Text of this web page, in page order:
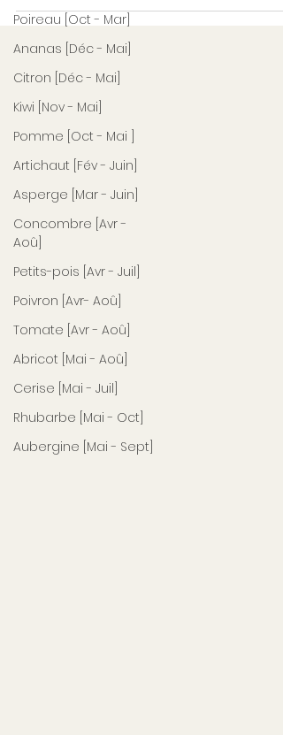
Poireau [Oct - Mar]
Ananas [Déc - Mai]
Citron [Déc - Mai]
Kiwi [Nov - Mai]
Pomme [Oct - Mai ]
Artichaut [Fév - Juin]
Asperge [Mar - Juin]
Concombre [Avr -
Aoû]
Petits-pois [Avr - Juil]
Poivron [Avr- Aoû]
Tomate [Avr - Aoû]
Abricot [Mai - Aoû]
Cerise [Mai - Juil]
Rhubarbe [Mai - Oct]
Aubergine [Mai - Sept]